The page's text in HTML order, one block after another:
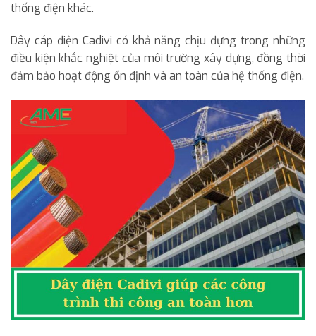
thống điện khác.
Dây cáp điện Cadivi có khả năng chịu đựng trong những
điều kiện khắc nghiệt của môi trường xây dựng, đồng thời
đảm bảo hoạt động ổn định và an toàn của hệ thống điện.